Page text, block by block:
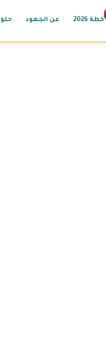
عن الجهود خطة 2026